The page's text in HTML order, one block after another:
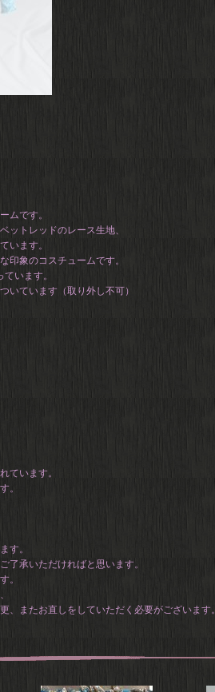
ムです。
ットレッドのレース生地、
います。
印象のコスチュームです。
います。
いています（取り外し不可）
ています。
。
す。
了承いただければと思います。
。
、またお直しをしていただく必要がございます